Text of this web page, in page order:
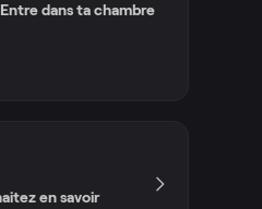
Entre dans ta chambre
en savoir